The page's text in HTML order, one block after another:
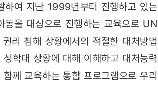
하여 지난 1999년부터 진행하고 있는
을 대상으로 진행하는 교육으로 UN
리 침해 상황에서의 적절한 대처방법
학대 상황에 대해 이해하고 대처능력
께 교육하는 통합 프로그램으로 우리